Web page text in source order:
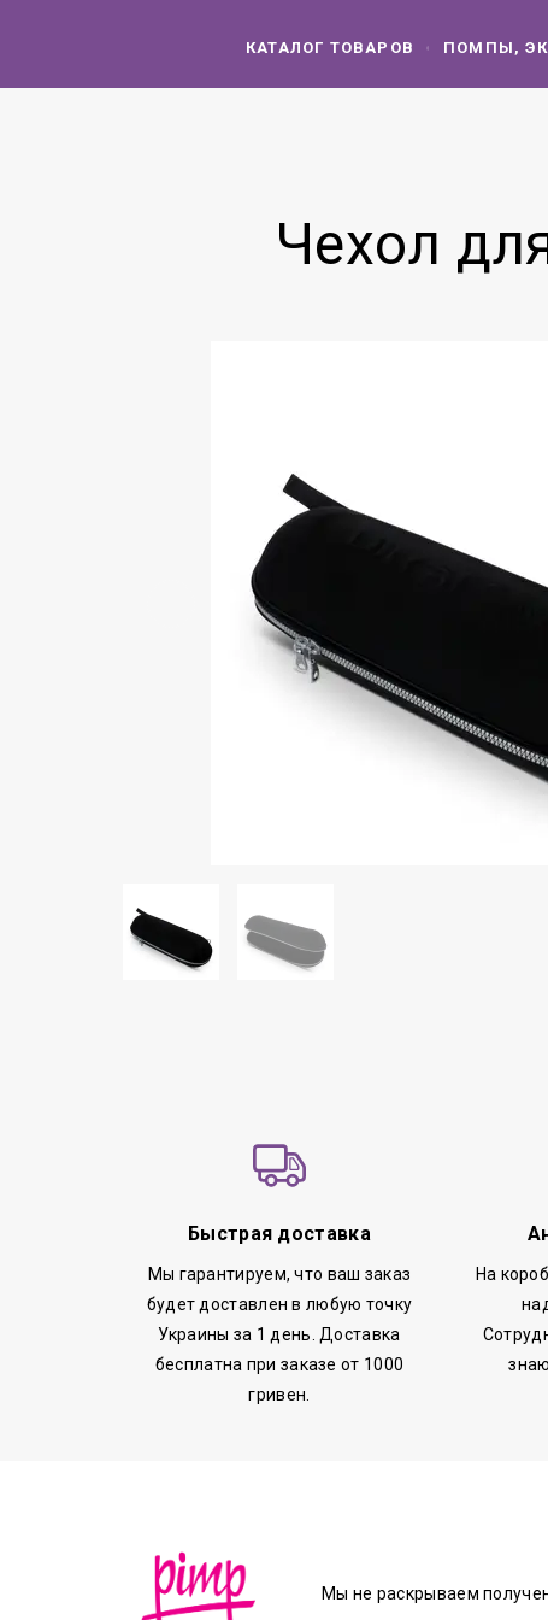
КАТАЛОГ ТОВАРОВ ПОМПЫ,
Чехол
Быстрая доставка
Мы гарантируем, что ваш заказ
будет доставлен в любую точку
Украины за 1 день. Доставка
бесплатна при заказе от 1000
гривен.
На
Мы не раскрываем